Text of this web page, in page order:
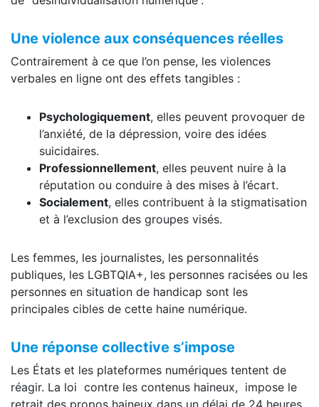
Une violence aux conséquences réelles
Contrairement à ce que l’on pense, les violences
verbales en ligne ont des effets tangibles :
Psychologiquement, elles peuvent provoquer de
l’anxiété, de la dépression, voire des idées
suicidaires.
Professionnellement, elles peuvent nuire à la
réputation ou conduire à des mises à l’écart.
Socialement, elles contribuent à la stigmatisation
et à l’exclusion des groupes visés.
Les femmes, les journalistes, les personnalités
publiques, les LGBTQIA+, les personnes racisées ou les
personnes en situation de handicap sont les
principales cibles de cette haine numérique.
Une réponse collective s’impose
Les États et les plateformes numériques tentent de
réagir. La loi contre les contenus haineux, impose le
retrait des propos haineux dans un délai de 24 heures.